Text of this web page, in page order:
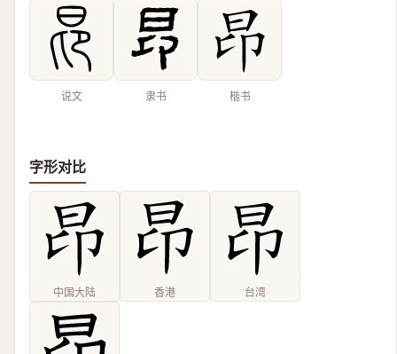
说文 隶书 楷书
字形对比
中国大陆 香港 台湾